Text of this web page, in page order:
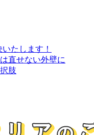
たします！
直せない外壁に
肢